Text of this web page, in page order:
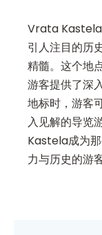
Vrata Kastela
引人注目的历
精髓。这个地
游客提供了深
地标时，游客
入见解的导览
Kastela成为
力与历史的游